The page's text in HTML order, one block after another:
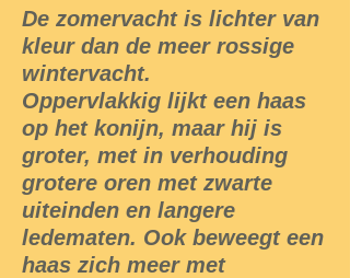
De zomervacht is lichter van
kleur dan de meer rossige
wintervacht.
Oppervlakkig lijkt een haas
op het konijn, maar hij is
groter, met in verhouding
grotere oren met zwarte
uiteinden en langere
ledematen. Ook beweegt een
haas zich meer met